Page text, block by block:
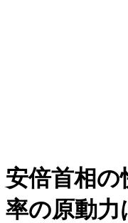
安倍首相
率の原動力